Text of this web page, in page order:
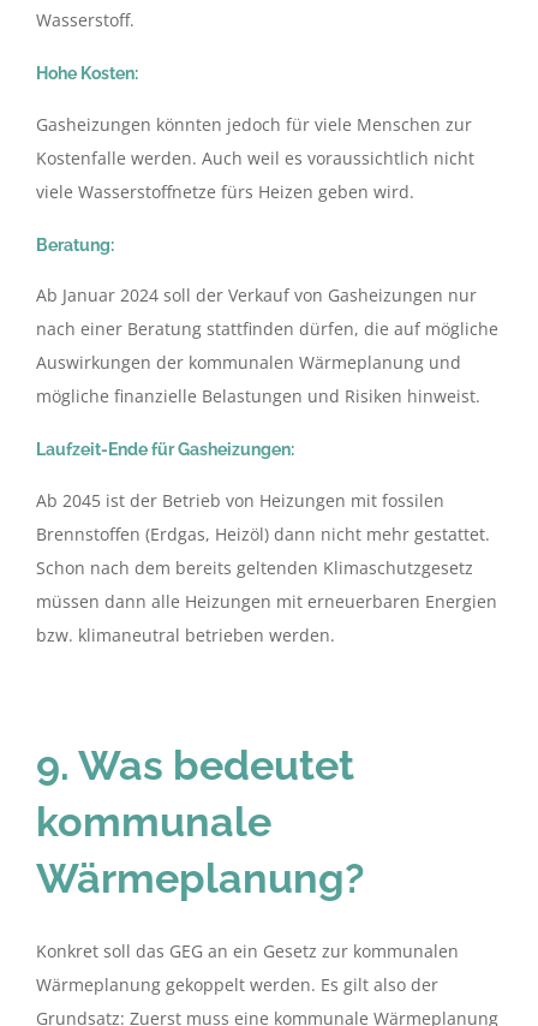
Wasserstoff.
Hohe Kosten:
Gasheizungen könnten jedoch für viele Menschen zur
Kostenfalle werden. Auch weil es voraussichtlich nicht
viele Wasserstoffnetze fürs Heizen geben wird.
Beratung:
Ab Januar 2024 soll der Verkauf von Gasheizungen nur
nach einer Beratung stattfinden dürfen, die auf mögliche
Auswirkungen der kommunalen Wärmeplanung und
mögliche finanzielle Belastungen und Risiken hinweist.
Laufzeit-Ende für Gasheizungen:
Ab 2045 ist der Betrieb von Heizungen mit fossilen
Brennstoffen (Erdgas, Heizöl) dann nicht mehr gestattet.
Schon nach dem bereits geltenden Klimaschutzgesetz
müssen dann alle Heizungen mit erneuerbaren Energien
bzw. klimaneutral betrieben werden.
9. Was bedeutet
kommunale
Wärmeplanung?
Konkret soll das GEG an ein Gesetz zur kommunalen
Wärmeplanung gekoppelt werden. Es gilt also der
Grundsatz: Zuerst muss eine kommunale Wärmeplanung